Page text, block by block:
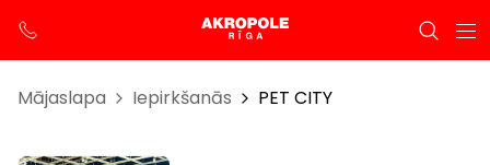
Mājaslapa Iepirkšanās PET CITY